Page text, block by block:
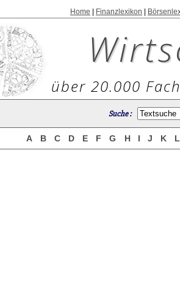
Home Finanzlexikon
über 20.000
Suche :
A B C D E F G H I J K